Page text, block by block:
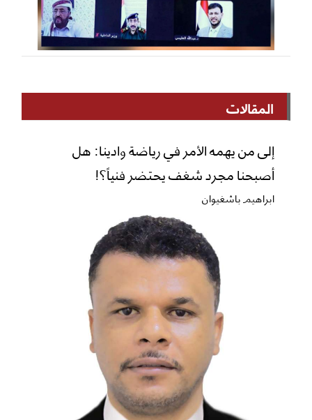
المقالات
إلى من يهمه الأمر في رياضة وادينا: هل
أصبحنا مجرد شغف يحتضر فنياً؟!
ابراهيم باشغيوان